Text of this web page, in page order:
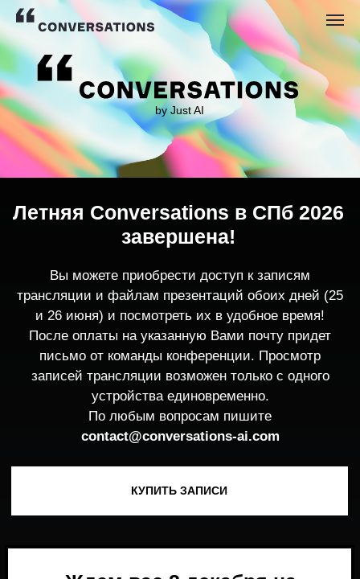
by Just AI
трансляции и файлам презентаций обоих дней (25
После оплаты на указанную Вами почту придет
записей трансляции возможен только с одного
устройства единовременно.
По любым вопросам пишите
contact@conversations-ai.co m
Летняя Conversations в СПб 2026
завершена!
Ждем вас 2 декабря на
Conversations 2026 в Москве
ПОДПИСАТЬСЯ НА НОВОСТИ